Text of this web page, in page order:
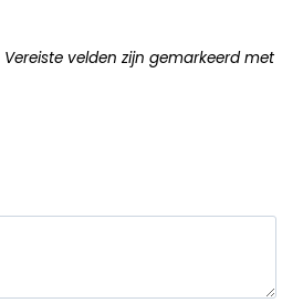
Vereiste velden zijn gemarkeerd met